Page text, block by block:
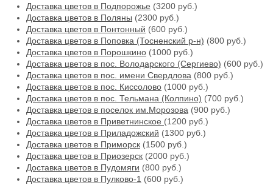
Доставка цветов в Подпорожье (3200 руб.)
Доставка цветов в Поляны (2300 руб.)
Доставка цветов в Понтонный (600 руб.)
Доставка цветов в Поповка (Тосненский р-н) (800 руб.)
Доставка цветов в Порошкино (1000 руб.)
Доставка цветов в пос. Володарского (Сергиево) (600 руб.)
Доставка цветов в пос. имени Свердлова (800 руб.)
Доставка цветов в пос. Киссолово (1000 руб.)
Доставка цветов в пос. Тельмана (Колпино) (700 руб.)
Доставка цветов в поселок им.Морозова (900 руб.)
Доставка цветов в Приветнинское (1200 руб.)
Доставка цветов в Приладожский (1300 руб.)
Доставка цветов в Приморск (1500 руб.)
Доставка цветов в Приозерск (2000 руб.)
Доставка цветов в Пудомяги (800 руб.)
Доставка цветов в Пулково-1 (600 руб.)